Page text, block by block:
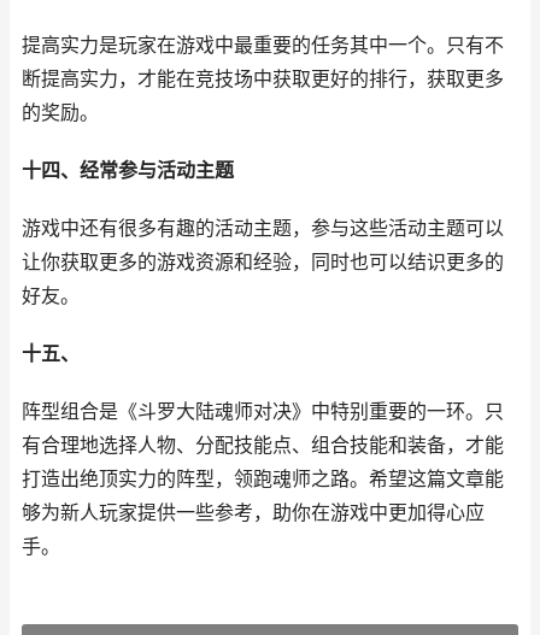
提高实力是玩家在游戏中最重要的任务其中一个。只有不
断提高实力，才能在竞技场中获取更好的排行，获取更多
的奖励。
十四、经常参与活动主题
游戏中还有很多有趣的活动主题，参与这些活动主题可以
让你获取更多的游戏资源和经验，同时也可以结识更多的
好友。
十五、
阵型组合是《斗罗大陆魂师对决》中特别重要的一环。只
有合理地选择人物、分配技能点、组合技能和装备，才能
打造出绝顶实力的阵型，领跑魂师之路。希望这篇文章能
够为新人玩家提供一些参考，助你在游戏中更加得心应
手。